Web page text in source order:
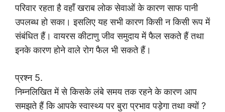
परिवार रहता है वहाँ खराब लोक सेवाओं के कारण साफ पानी
उपलब्ध हो सका। इसलिए यह सभी कारण किसी न किसी रूप में
संबंधित हैं। वायरस कीटाणु जीव समुदाय में फैल सकते हैं तथा
इनके कारण होने वाले रोग फैल भी सकते हैं।
प्रश्न 5.
निम्नलिखित में से किसके लंबे समय तक रहने के कारण आप
समझते हैं कि आपके स्वास्थ्य पर बुरा प्रभाव पड़ेगा तथा क्यों ?